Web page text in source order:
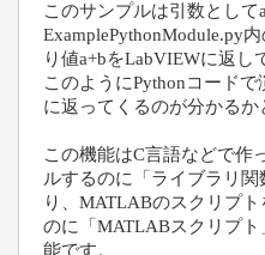
このサンプルは引数として
ExamplePythonModule.py
り値a+bをLabVIEWに返し
このようにPythonコードで
に返ってくるのが分かるか
この機能はC言語などで作
ルするのに「ライブラリ
り、 MATLABのスクリプト
のに「 MATLABスクリプ
能です。